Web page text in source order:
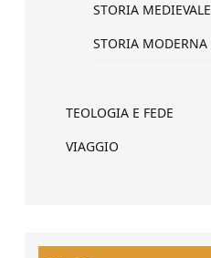
STORIA MEDIEVALE
STORIA MODERNA
TEOLOGIA E FEDE
VIAGGIO